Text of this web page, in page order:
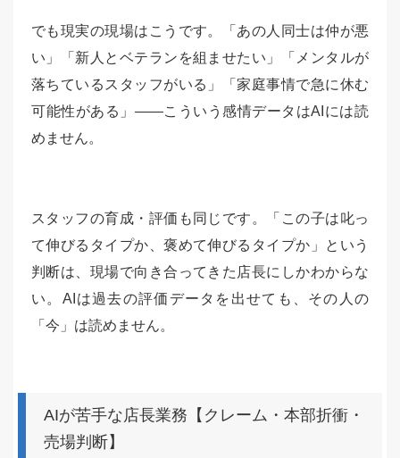
でも現実の現場はこうです。「あの人同士は仲が悪
い」「新人とベテランを組ませたい」「メンタルが
落ちているスタッフがいる」「家庭事情で急に休む
可能性がある」——こういう感情データはAIには読
めません。
スタッフの育成・評価も同じです。「この子は叱っ
て伸びるタイプか、褒めて伸びるタイプか」という
判断は、現場で向き合ってきた店長にしかわからな
い。AIは過去の評価データを出せても、その人の
「今」は読めません。
AIが苦手な店長業務【クレーム・本部折衝・
売場判断】